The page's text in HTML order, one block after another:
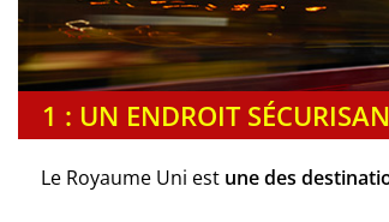
1 : UN ENDROIT
Le Royaume Uni est une des